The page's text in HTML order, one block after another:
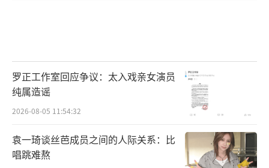
罗正工作室回应争议：太入戏亲女演员
纯属造谣
2026-08-05 11:54:32
袁一琦谈丝芭成员之间的人际关系：比
唱跳难熬